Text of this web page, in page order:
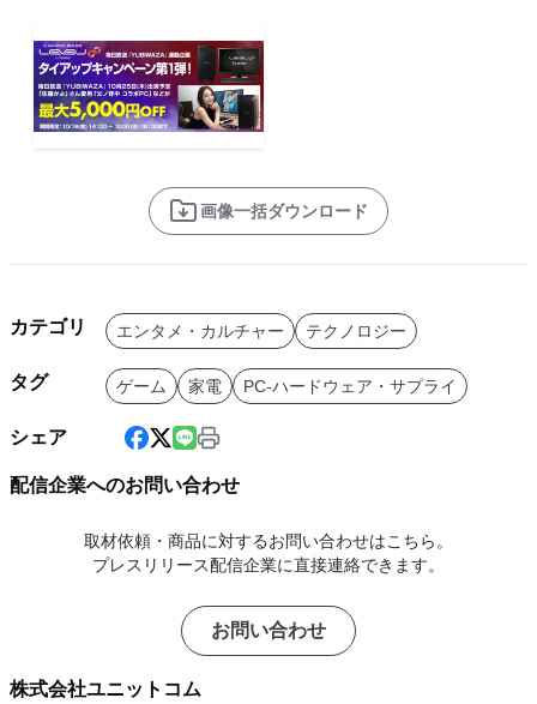
画像一括ダウンロード
カテゴリ エンタメ・カルチャー テクノロジー
タグ ゲーム 家電 PC-ハードウェア・サプライ
シェア
配信企業へのお問い合わせ
取材依頼・商品に対するお問い合わせはこちら。
プレスリリース配信企業に直接連絡できます。
お問い合わせ
株式会社ユニットコム